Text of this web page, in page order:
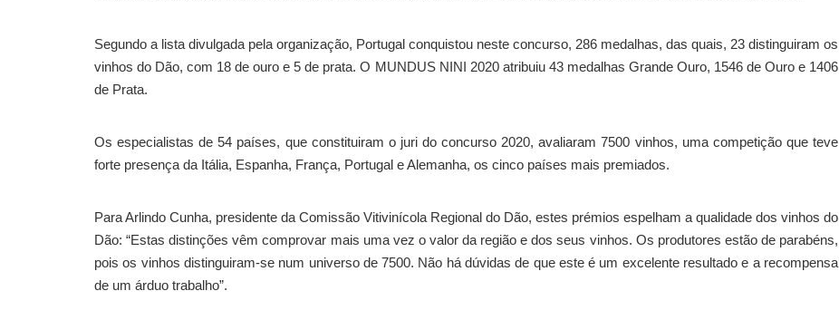
Segundo a lista divulgada pela organização, Portugal conquistou neste concurso, 286 medalhas, das quais, 23 distinguiram os
vinhos do Dão, com 18 de ouro e 5 de prata. O MUNDUS NINI 2020 atribuiu 43 medalhas Grande Ouro, 1546 de Ouro e 1406
de Prata.
Os especialistas de 54 países, que constituiram o juri do concurso 2020, avaliaram 7500 vinhos, uma competição que teve
forte presença da Itália, Espanha, França, Portugal e Alemanha, os cinco países mais premiados.
Para Arlindo Cunha, presidente da Comissão Vitivinícola Regional do Dão, estes prémios espelham a qualidade dos vinhos do
Dão: “Estas distinções vêm comprovar mais uma vez o valor da região e dos seus vinhos. Os produtores estão de parabéns,
pois os vinhos distinguiram-se num universo de 7500. Não há dúvidas de que este é um excelente resultado e a recompensa
de um árduo trabalho”.